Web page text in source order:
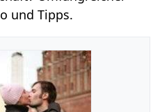
und Tipps.